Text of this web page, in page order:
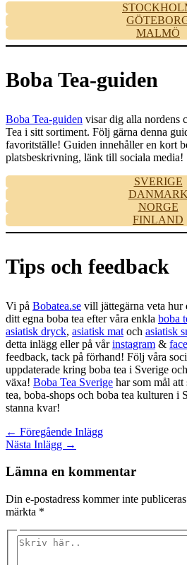
MALMÖ
Boba Tea-guiden
Boba Tea-guiden visar dig alla nordens
Tea i sitt sortiment. Följ gärna denna
favoritställe! Guiden innehåller en kort
platsbeskrivning, länk till sociala media!
SVERIGE
DANMARK
NORGE
FINLAND
Tips och feedback
Vi på Bobatea.se vill jättegärna veta
ditt egna boba tea efter våra enkla boba
asiatisk dryck, asiatisk mat och asiatisk
detta inlägg eller på vårinstagram &
feedback, tack på förhand! Följ våra
uppdaterade kring boba tea i Sverige
växa! Boba Tea Sverige har som mål
tea, boba-shops och boba tea kulturen i
stanna kvar!
← Föregående Inlägg
Nästa Inlägg →
Lämna en kommentar
Din e-postadress kommer inte
märkta *
Skriv